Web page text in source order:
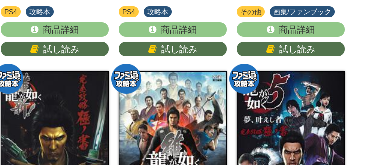
PS4 攻略本
商品詳細
試し読み
PS4 攻略本
商品詳細
試し読み
その他 画集/ファンブック
商品詳細
試し読み